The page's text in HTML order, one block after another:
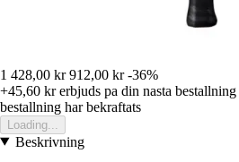
1 428,00 kr 912,00 kr -36%
+45,60 krerbjuds pa din nasta bestallning
bestallning har bekraftats
Loading...
Beskrivning